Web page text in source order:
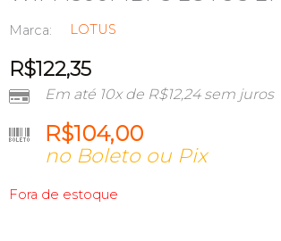
Marca: LOTUS
R$122,35
Em até 10x de R$12,24sem juros
R$104,00
no Boleto ou Pix
Fora de estoque